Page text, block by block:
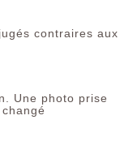
contraires aux
Une photo prise